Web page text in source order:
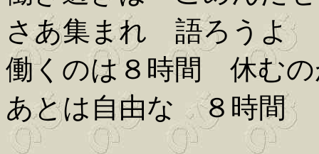
さあ集まれ 語ろうよ
働くのは８時間 休むの
あとは自由な ８時間